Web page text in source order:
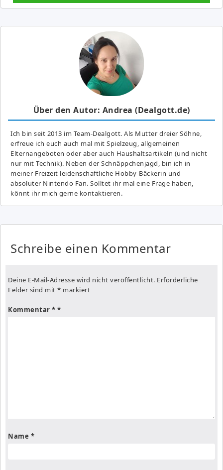
Über den Autor: Andrea (Dealgott.de)
Ich bin seit 2013 im Team-Dealgott. Als Mutter dreier Söhne,
erfreue ich euch auch mal mit Spielzeug, allgemeinen
Elternangeboten oder aber auch Haushaltsartikeln (und nicht
nur mit Technik). Neben der Schnäppchenjagd, bin ich in
meiner Freizeit leidenschaftliche Hobby-Bäckerin und
absoluter Nintendo Fan. Solltet ihr mal eine Frage haben,
könnt ihr mich gerne kontaktieren.
Schreibe einen Kommentar
Deine E-Mail-Adresse wird nicht veröffentlicht. Erforderliche
Felder sind mit * markiert
Kommentar *
Name *